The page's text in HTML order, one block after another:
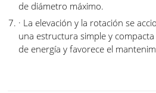
de diámetro máximo.
· La elevación y la rotación se
una estructura simple y
de energía y favorece el